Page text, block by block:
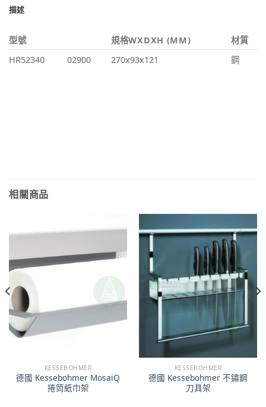
描述
型號 規格WXDXH (MM)
材質
HR52340
02900 270x93x121 鋼
相關商品
KESSEBOHMER
德國 Kessebohmer MosaiQ
捲筒紙巾架
KESSEBOHMER
德國 Kessebohmer 不鏽鋼
刀具架